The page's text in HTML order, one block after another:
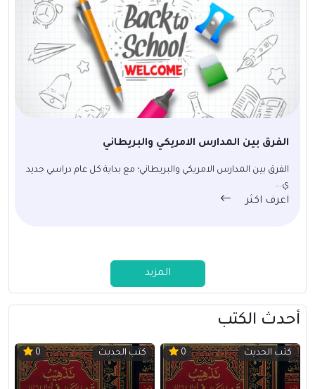
الفرق بين المدارس الامريكي والبريطاني
الفرق بين المدارس الامريكي والبريطاني؛ مع بداية كل عام دراسي جديد
ي...
اعرف اكثر
المزيد
أحدث الكتب
كتب الحديث 0 كتب الحديث 0